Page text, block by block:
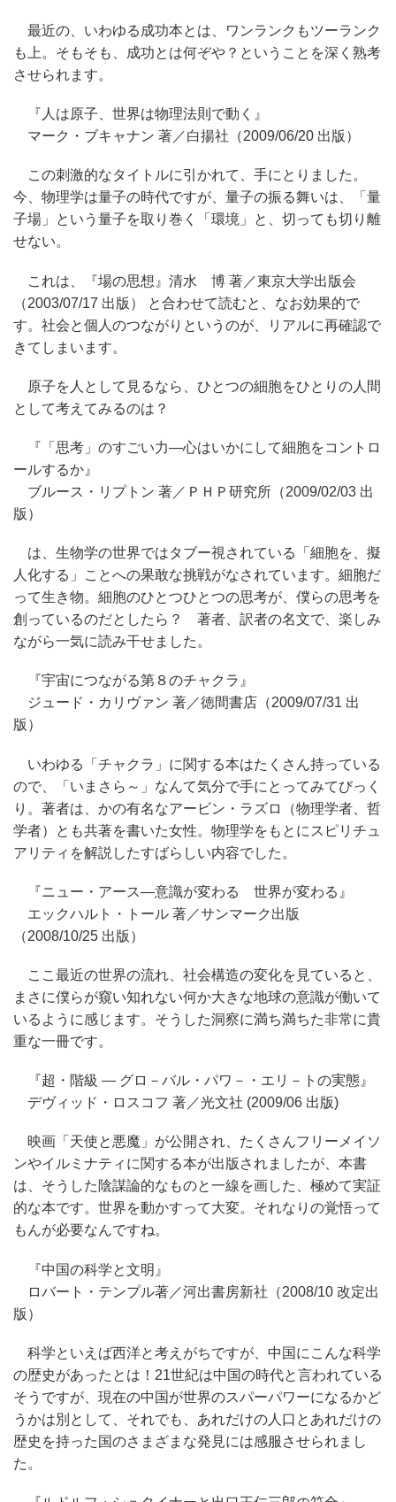
最近の、いわゆる成功本とは、ワンランクもツーランク
も上。そもそも、成功とは何ぞや？ということを深く熟考
させられます。
『人は原子、世界は物理法則で動く』
マーク・ブキャナン 著／白揚社（2009/06/20 出版）
この刺激的なタイトルに引かれて、手にとりました。
今、物理学は量子の時代ですが、量子の振る舞いは、「量
子場」という量子を取り巻く「環境」と、切っても切り離
せない。
これは、『場の思想』清水 博 著／東京大学出版会
（2003/07/17 出版） と合わせて読むと、なお効果的で
す。社会と個人のつながりというのが、リアルに再確認で
きてしまいます。
原子を人として見るなら、ひとつの細胞をひとりの人間
として考えてみるのは？
『「思考」のすごい力―心はいかにして細胞をコントロ
ールするか』
ブルース・リプトン 著／ＰＨＰ研究所（2009/02/03 出
版）
は、生物学の世界ではタブー視されている「細胞を、擬
人化する」ことへの果敢な挑戦がなされています。細胞だ
って生き物。細胞のひとつひとつの思考が、僕らの思考を
創っているのだとしたら？ 著者、訳者の名文で、楽しみ
ながら一気に読み干せました。
『宇宙につながる第８のチャクラ』
ジュード・カリヴァン 著／徳間書店（2009/07/31 出
版）
いわゆる「チャクラ」に関する本はたくさん持っている
ので、「いまさら～」なんて気分で手にとってみてびっく
り。著者は、かの有名なアービン・ラズロ（物理学者、哲
学者）とも共著を書いた女性。物理学をもとにスピリチュ
アリティを解説したすばらしい内容でした。
『ニュー・アース―意識が変わる 世界が変わる』
エックハルト・トール 著／サンマーク出版
（2008/10/25 出版）
ここ最近の世界の流れ、社会構造の変化を見ていると、
まさに僕らが窺い知れない何か大きな地球の意識が働いて
いるように感じます。そうした洞察に満ち満ちた非常に貴
重な一冊です。
『超・階級 ― グロ－バル・パワ－・エリ－トの実態』
デヴィッド・ロスコフ 著／光文社 (2009/06 出版)
映画「天使と悪魔」が公開され、たくさんフリーメイソ
ンやイルミナティに関する本が出版されましたが、本書
は、そうした陰謀論的なものと一線を画した、極めて実証
的な本です。世界を動かすって大変。それなりの覚悟って
もんが必要なんですね。
『中国の科学と文明』
ロバート・テンプル著／河出書房新社（2008/10 改定出
版）
科学といえば西洋と考えがちですが、中国にこんな科学
の歴史があったとは！21世紀は中国の時代と言われている
そうですが、現在の中国が世界のスパーパワーになるかど
うかは別として、それでも、あれだけの人口とあれだけの
歴史を持った国のさまざまな発見には感服させられまし
た。